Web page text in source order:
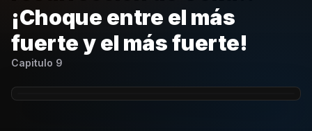
¡Choque entre el más
fuerte y el más fuerte!
Capitulo 9